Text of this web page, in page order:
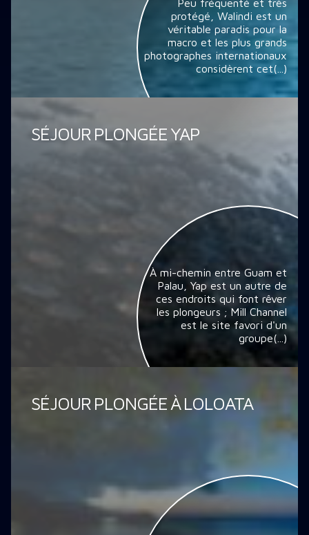
Peu fréquenté et très
protégé, Walindi est un
véritable paradis pour la
macro et les plus grands
photographes internationaux
considèrent cet(...)
SÉJOUR PLONGÉE YAP
À mi-chemin entre Guam et
Palau, Yap est un autre de
ces endroits qui font rêver
les plongeurs ; Mill Channel
est le site favori d'un
groupe(...)
SÉJOUR PLONGÉE À LOLOATA